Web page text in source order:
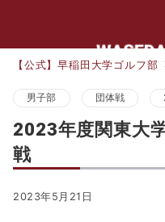
【公式】早稲田大学ゴルフ部
男子部 団体戦
2023年度関東大
戦
2023年5月21日